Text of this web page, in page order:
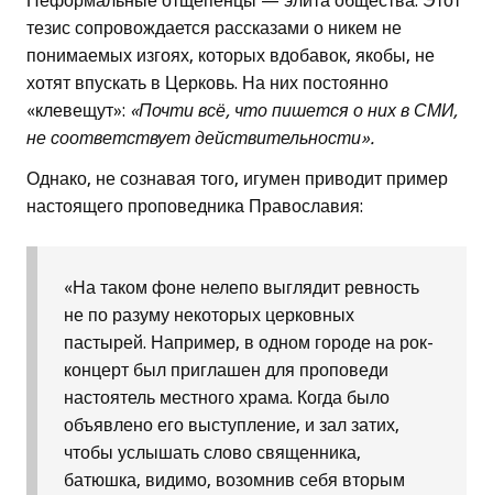
тезис сопровождается рассказами о никем не
понимаемых изгоях, которых вдобавок, якобы, не
хотят впускать в Церковь. На них постоянно
«клевещут»: «Почти всё, что пишется о них в СМИ,
не соответствует действительности».
Однако, не сознавая того, игумен приводит пример
настоящего проповедника Православия:
«На таком фоне нелепо выглядит ревность
не по разуму некоторых церковных
пастырей. Например, в одном городе на рок-
концерт был приглашен для проповеди
настоятель местного храма. Когда было
объявлено его выступление, и зал затих,
чтобы услышать слово священника,
батюшка, видимо, возомнив себя вторым